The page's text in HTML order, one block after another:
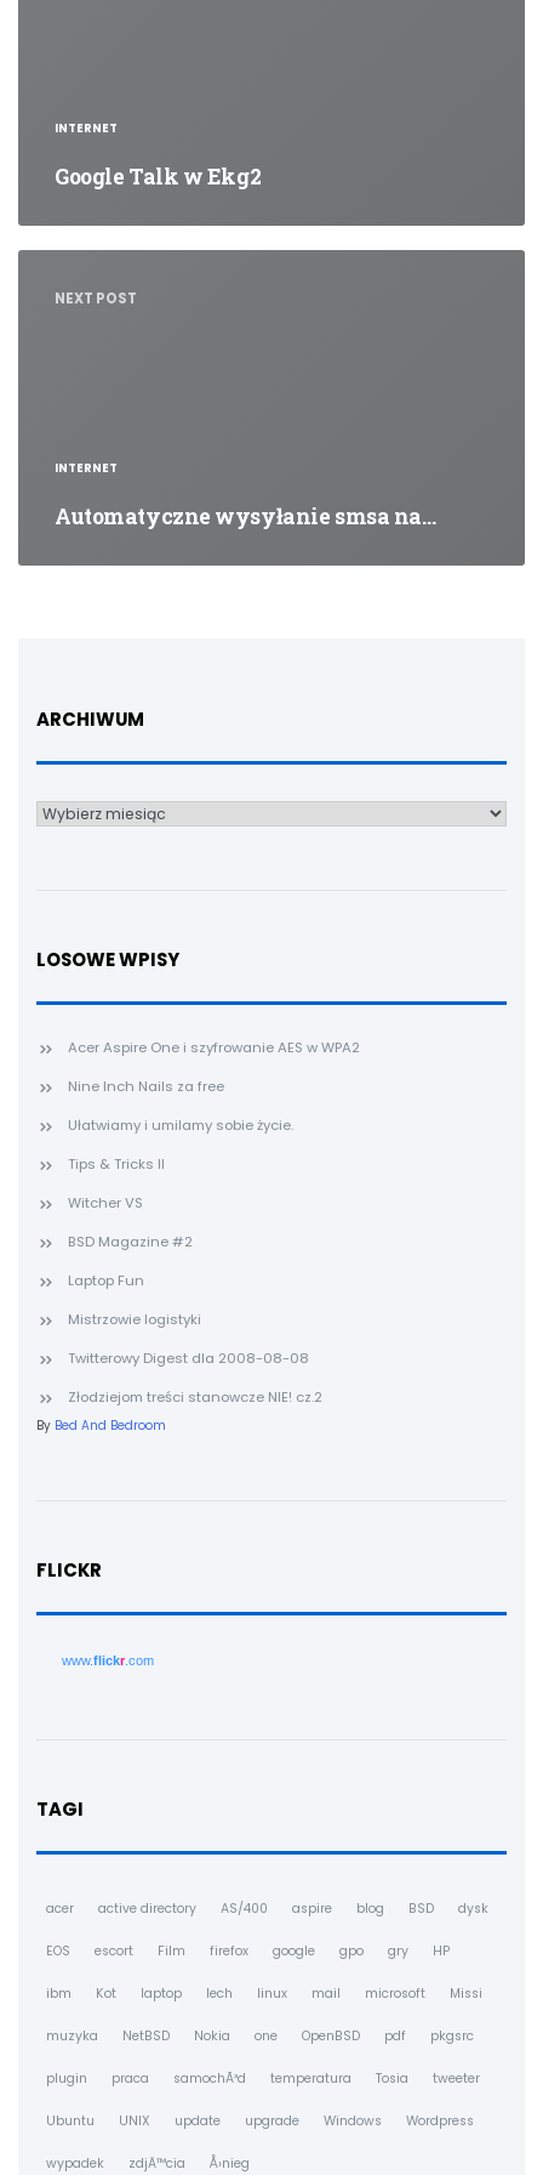
INTERNET
Google Talk w Ekg2
NEXT POST
INTERNET
Automatyczne wysyłanie smsa na…
ARCHIWUM
Archiwum
LOSOWE WPISY
Acer Aspire One i szyfrowanie AES w WPA2
Nine Inch Nails za free
Ułatwiamy i umilamy sobie życie.
Tips & Tricks II
Witcher VS
BSD Magazine #2
Laptop Fun
Mistrzowie logistyki
Twitterowy Digest dla 2008-08-08
Złodziejom treści stanowcze NIE! cz.2
By Bed And Bedroom
FLICKR
www.flickr.com
TAGI
acer active directory AS/400 aspire blog BSD dysk
EOS escort Film firefox google gpo gry HP
ibm Kot laptop lech linux mail microsoft Missi
muzyka NetBSD Nokia one OpenBSD pdf pkgsrc
plugin praca samochÃ³d temperatura Tosia tweeter
Ubuntu UNIX update upgrade Windows Wordpress
wypadek zdjÄ™cia Å›nieg